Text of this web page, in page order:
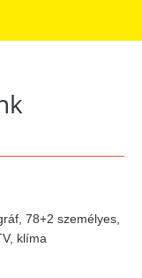
78+2 személyes,
klíma